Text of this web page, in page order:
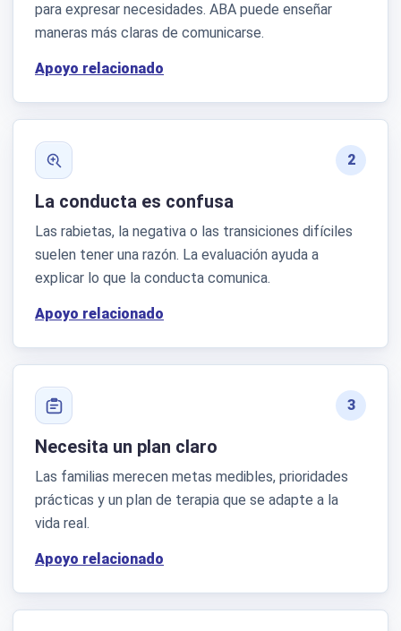
para expresar necesidades. ABA puede enseñar
maneras más claras de comunicarse.
Apoyo relacionado
2
La conducta es confusa
Las rabietas, la negativa o las transiciones difíciles
suelen tener una razón. La evaluación ayuda a
explicar lo que la conducta comunica.
Apoyo relacionado
3
Necesita un plan claro
Las familias merecen metas medibles, prioridades
prácticas y un plan de terapia que se adapte a la
vida real.
Apoyo relacionado